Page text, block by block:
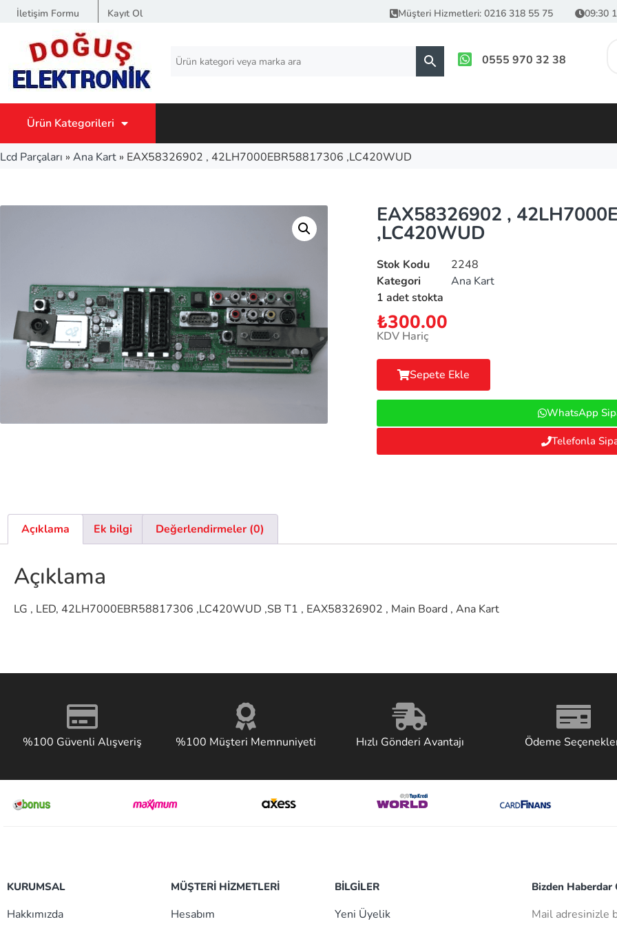
İletişim Formu Kayıt Ol Müşteri Hizmetleri: 0216 318 55 75 09:30
0555 970 32 38
Ürün Kategorileri
Lcd Parçaları » Ana Kart » EAX58326902 , 42LH7000EBR58817306 ,LC420WUD
EAX58326902 ,
,LC420WUD
Stok Kodu
2248
Kategori
Ana Kart
1 adet stokta
₺300.00
KDV Hariç
Sepete Ekle
WhatsApp
Telefonla
Açıklama Ek bilgi Değerlendirmeler (0)
Açıklama
LG , LED, 42LH7000EBR58817306 ,LC420WUD ,SB T1 , EAX58326902 , Main Board , Ana Kart
%100 Güvenli Alışveriş %100 Müşteri Memnuniyeti Hızlı Gönderi Avantajı Ödeme
KURUMSAL
Hakkımızda
MÜŞTERİ HİZMETLERİ
Hesabım
BİLGİLER
Yeni Üyelik
Bizden Haberdar
Mail adresinizle